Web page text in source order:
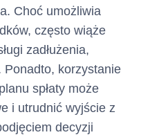
korzystanie z Limitu
Prowizji, odsetek oraz
(iii) opłat za wydanie i
obsługę Karty
naliczonych w
bieżącym Okresie
Rozliczeniowym,
kwoty przekroczenia
Choć umożliwia
często wiąże
zadłużenia,
korzystanie
spłaty może
i utrudnić wyjście z
decyzji